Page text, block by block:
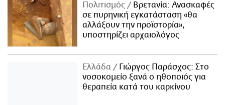
Πολιτισμός
Βρετανία: Ανασκαφές
σε πυρηνική εγκατάσταση «θα
αλλάξουν την προϊστορία»,
υποστηρίζει αρχαιολόγος
Ελλάδα
Γιώργος Παράσχος: Στο
νοσοκομείο ξανά ο ηθοποιός για
θεραπεία κατά του καρκίνου